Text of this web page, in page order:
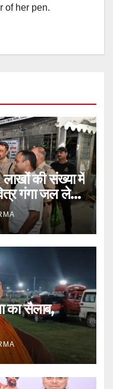
of her pen.
की संख्या में
गंगा जल लेने
का सैलाब,